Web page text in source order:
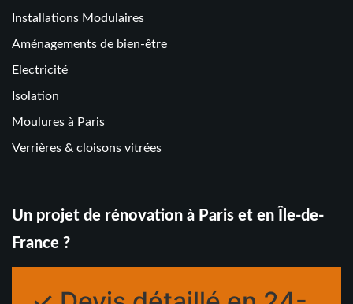
Installations Modulaires
Aménagements de bien-être
Electricité
Isolation
Moulures à Paris
Verrières & cloisons vitrées
Un projet de rénovation à Paris et en Île-de-
France ?